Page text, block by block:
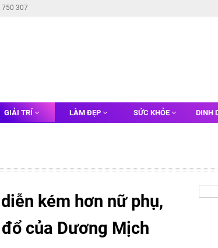
750 307
GIẢI TRÍ LÀM ĐẸP SỨC KHỎE DINH
kém hơn nữ phụ,
của Dương Mịch